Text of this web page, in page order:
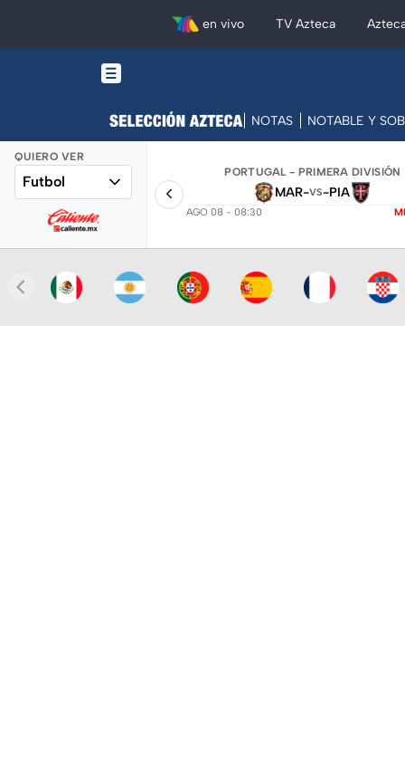
en vivo TV Azteca
NOTAS NOTABLE Y
QUIERO VER
Futbol
PORTUGAL - PRIMERA DIVISIÓN
MAR-VS-PIA
AGO 08 - 08:30